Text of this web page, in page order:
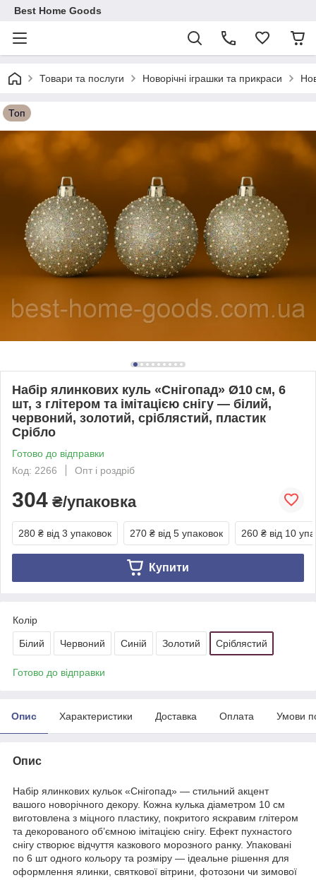
Best Home Goods
Товари та послуги Новорічні іграшки та прикраси
Топ
Набір ялинкових куль «Снігопад» Ø10 см, 6
шт, з глітером та імітацією снігу — білий,
червоний, золотий, сріблястий, пластик
Срібло
Готово до відправки
Код: 2266
Опт і роздріб
304 ₴/упаковка
280 ₴ від 3 упаковок 270 ₴ від 5 упаковок 260 ₴ від 10
Купити
Колір
Білий Червоний Синій Золотий Сріблястий
Готово до відправки
Опис Характеристики Доставка Оплата Умови
Опис
Набір ялинкових кульок «Снігопад» — стильний акцент
вашого новорічного декору. Кожна кулька діаметром 10 см
виготовлена з міцного пластику, покритого яскравим глітером
та декорованого об’ємною імітацією снігу. Ефект пухнастого
снігу створює відчуття казкового морозного ранку. Упаковані
по 6 шт одного кольору та розміру — ідеальне рішення для
оформлення ялинки, святкової вітрини, фотозони чи зимової